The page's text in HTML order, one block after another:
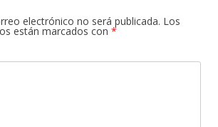
electrónico no será publicada. Los
están marcados con *